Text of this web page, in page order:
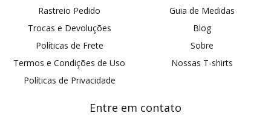
Rastreio Pedido
Trocas e Devoluções
Políticas de Frete
Termos e Condições de Uso
Políticas de Privacidade
Guia de Medidas
Blog
Sobre
Nossas T-shirts
Entre em contato